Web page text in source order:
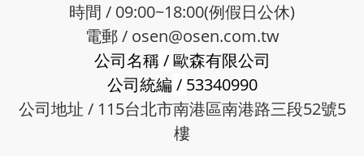
時間 / 09:00~18:00(例假日公休)
電郵 / osen@osen.com.tw
公司名稱/歐森有限公司
公司統編 / 53340990
公司地址 / 115台北市南港區南港路三段52號5
樓